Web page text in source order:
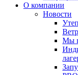
О компании
Новости
Мы